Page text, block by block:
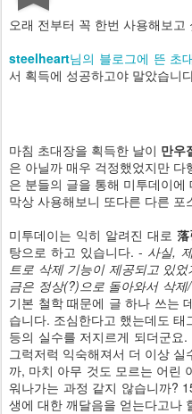
오래 전부터 꼭 한번 사용해보고
steelheart님의 블로그에 뜬 초
서 획득에 성공하고야 말았습니
마침 초대장을 획득한 날이 만우
은 아닐까 매우 걱정했었지만
은 분들의 글을 통해 미투데이
막상 사용해보니 또다른 다른 포
미투데이는 익히 알려진 대로
탕으로 하고 있습니다. - 사실,
트로 삭제 기능이 제공되고 있
금은 정상(?)으로 돌아와서 삭
기본 철학 때문에 글 하나 쓰는
습니다. 조심한다고 했는데도
등의 실수를 저지르게 되더군요
그럭저럭 익숙해져서 더 이상
까, 마치 아무 것도 모르는 어린
워나가는 과정 같지 않습니까?
생에 대한 깨달음을 얻는다고나